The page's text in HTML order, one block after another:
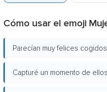
Cómo usar el emoji
Parecían muy felices
Capturé un momento de